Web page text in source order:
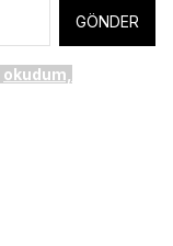
GÖNDER
okudum,